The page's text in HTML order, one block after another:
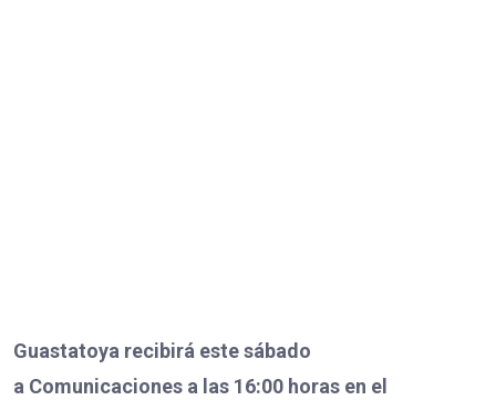
Guastatoya recibirá este sábado
a Comunicaciones a las 16:00 horas en el